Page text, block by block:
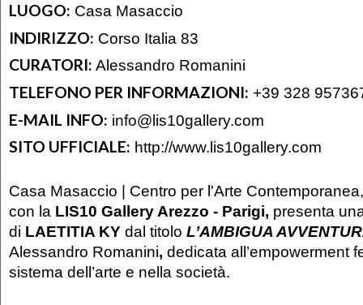
LUOGO: Casa Masaccio
INDIRIZZO: Corso Italia 83
CURATORI: Alessandro Romanini
TELEFONO PER INFORMAZIONI: +39 328
E-MAIL INFO: info@lis10gallery.com
SITO UFFICIALE: http://www.lis10gallery.com
Casa Masaccio | Centro per l'Arte
con la LIS10 Gallery Arezzo - Parigi, presenta
di LAETITIA KY dal titolo L’AMBIGUA
Alessandro Romanini, dedicata all’empowerment
sistema dell’arte e nella società.